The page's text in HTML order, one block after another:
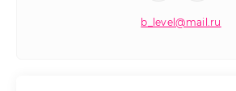
b_level@mail.ru